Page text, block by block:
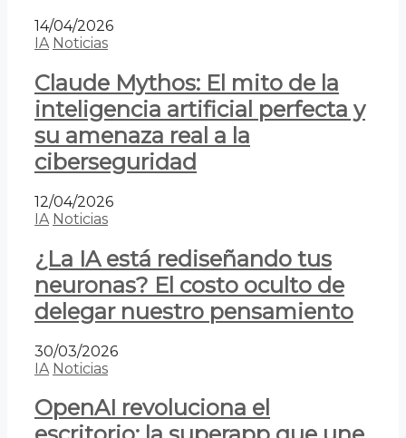
14/04/2026
IA Noticias
Claude Mythos: El mito de la
inteligencia artificial perfecta y
su amenaza real a la
ciberseguridad
12/04/2026
IA Noticias
¿La IA está rediseñando tus
neuronas? El costo oculto de
delegar nuestro pensamiento
30/03/2026
IA Noticias
OpenAI revoluciona el